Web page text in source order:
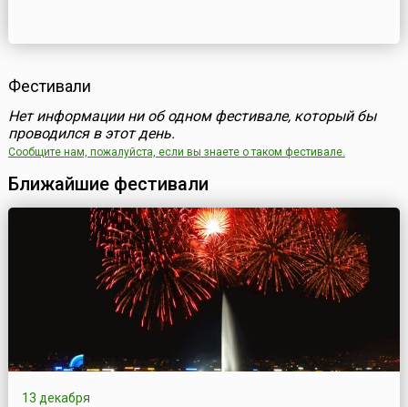
Фестивали
Нет информации ни об одном фестивале, который бы
проводился в этот день.
Сообщите нам, пожалуйста, если вы знаете о таком фестивале.
Ближайшие фестивали
13 декабря